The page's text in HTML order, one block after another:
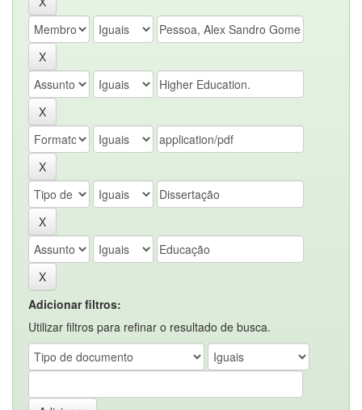
Adicionar filtros:
Utilizar filtros para refinar o resultado de busca.